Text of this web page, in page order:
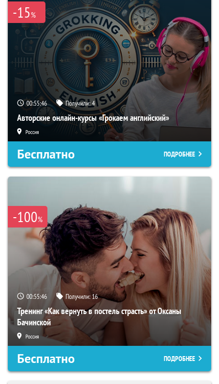
-15%
00:55:45 Получили:4
Авторские онлайн-курсы «Грокаем английский»
Россия
Бесплатно ПОДРОБНЕЕ
-100%
00:55:45 Получили:16
Тренинг «Как вернуть в постель страсть» от Оксаны
Бачинской
Россия
Бесплатно ПОДРОБНЕЕ